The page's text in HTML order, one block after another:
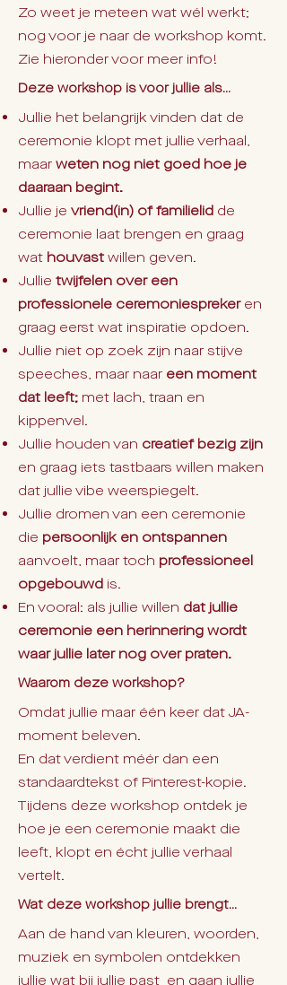
Zo weet je meteen wat wél werkt;
nog voor je naar de workshop komt.
Zie hieronder voor meer info!
Deze workshop is voor jullie als...
Jullie het belangrijk vinden dat de
ceremonie klopt met jullie verhaal,
maar weten nog niet goed hoe je
daaraan begint.
Jullie je vriend(in) of familielid de
ceremonie laat brengen en graag
wat houvast willen geven.
Jullie twijfelen over een
professionele ceremoniesprekeren
graag eerst wat inspiratie opdoen.
Jullie niet op zoek zijn naar stijve
speeches, maar naar een moment
dat leeft; met lach, traan en
kippenvel.
Jullie houden van creatief bezig zijn
en graag iets tastbaars willen maken
dat jullie vibe weerspiegelt.
Jullie dromen van een ceremonie
die persoonlijk en ontspannen
aanvoelt, maar toch professioneel
opgebouwd is.
En vooral: als jullie willen dat jullie
ceremonie een herinnering wordt
waar jullie later nog over praten.
Waarom deze workshop?
Omdat jullie maar één keer dat JA-
moment beleven.
En dat verdient méér dan een
standaardtekst of Pinterest-kopie.
Tijdens deze workshop ontdek je
hoe je een ceremonie maakt die
leeft, klopt en écht jullie verhaal
vertelt.
Wat deze workshop jullie brengt...
Aan de hand van kleuren, woorden,
muziek en symbolen ontdekken
jullie wat bij jullie past en gaan jullie